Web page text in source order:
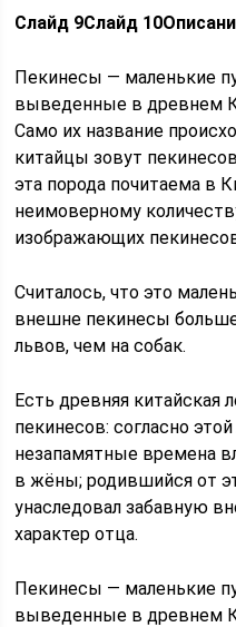
Слайд 9Слайд 10
Пекинесы — маленькие
выведенные в древнем
Само их название
китайцы зовут
эта порода почитаема в
неимоверному
изображающих
Считалось, что это
внешне пекинесы
львов, чем на собак.
Есть древняя китайская
пекинесов: согласно
незапамятные времена
в жёны; родившийся от
унаследовал забавную
характер отца.
Пекинесы — маленькие
выведенные в древнем